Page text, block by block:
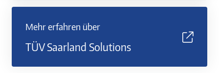
Mehr erfahren über
TÜV Saarland Solutions